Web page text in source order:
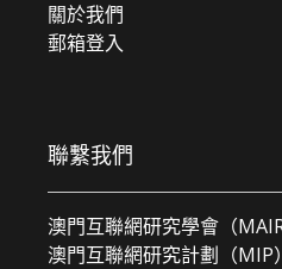
關於我們
郵箱登入
聯繫我們
澳門互聯網研究學會（MAIR
澳門互聯網研究計劃（MIP）